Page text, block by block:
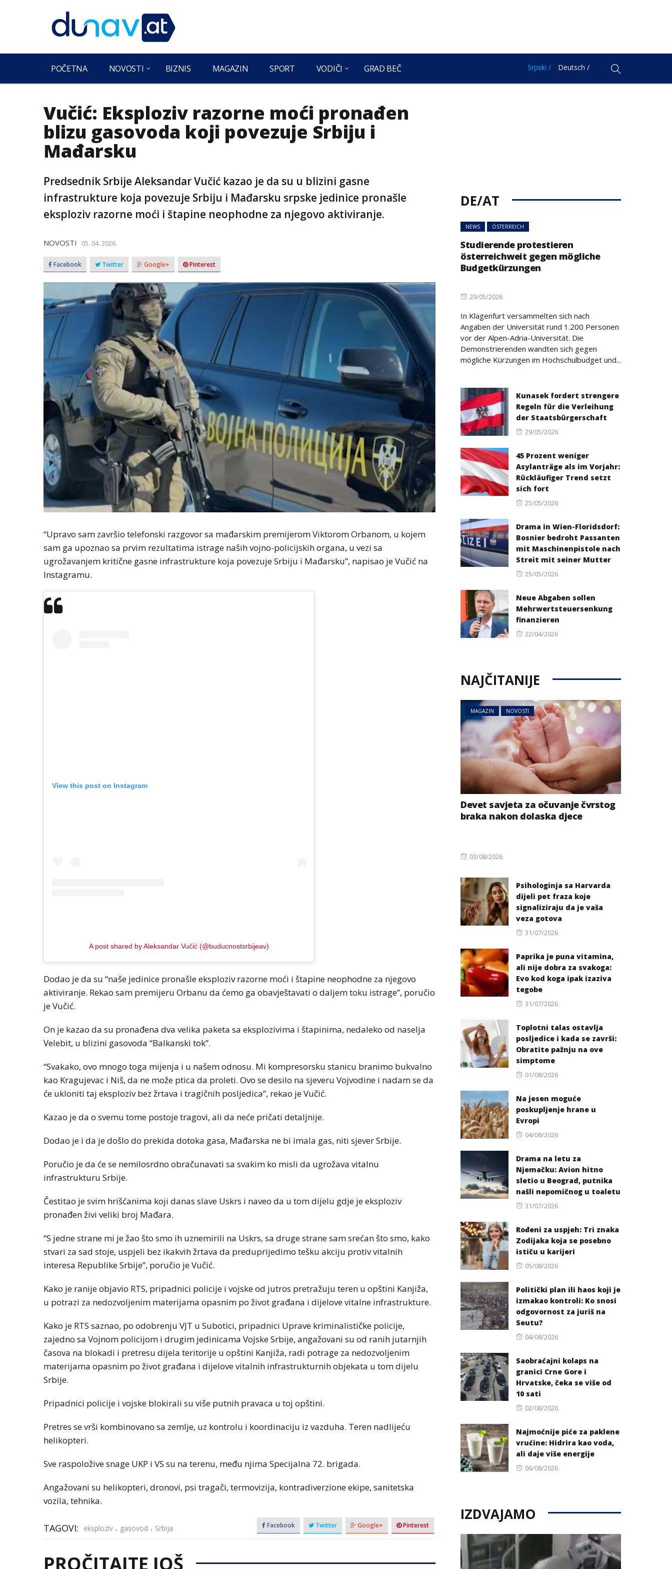
POČETNA NOVOSTI BIZNIS MAGAZIN SPORT VODIČI GRAD BEČ Srpski / Deutsch /
Vučić: Eksploziv razorne moći pronađen
blizu gasovoda koji povezuje Srbiju i
Mađarsku
Predsednik Srbije Aleksandar Vučić kazao je da su u blizini gasne
infrastrukture koja povezuje Srbiju i Mađarsku srpske jedinice pronašle
eksploziv razorne moći i štapine neophodne za njegovo aktiviranje.
NOVOSTI 05. 04. 2026.
Facebook Twitter Google+ Pinterest
“Upravo sam završio telefonski razgovor sa mađarskim premijerom Viktorom Orbanom, u kojem
sam ga upoznao sa prvim rezultatima istrage naših vojno-policijskih organa, u vezi sa
ugrožavanjem kritične gasne infrastrukture koja povezuje Srbiju i Mađarsku”, napisao je Vučić na
Instagramu.
View this post on Instagram
A post shared by Aleksandar Vučić (@buducnostsrbijeav)
Dodao je da su “naše jedinice pronašle eksploziv razorne moći i štapine neophodne za njegovo
aktiviranje. Rekao sam premijeru Orbanu da ćemo ga obavještavati o daljem toku istrage”, poručio
je Vučić.
On je kazao da su pronađena dva velika paketa sa eksplozivima i štapinima, nedaleko od naselja
Velebit, u blizini gasovoda “Balkanski tok”.
“Svakako, ovo mnogo toga mijenja i u našem odnosu. Mi kompresorsku stanicu branimo bukvalno
kao Kragujevac i Niš, da ne može ptica da proleti. Ovo se desilo na sjeveru Vojvodine i nadam se da
će ukloniti taj eksploziv bez žrtava i tragičnih posljedica”, rekao je Vučić.
Kazao je da o svemu tome postoje tragovi, ali da neće pričati detaljnije.
Dodao je i da je došlo do prekida dotoka gasa, Mađarska ne bi imala gas, niti sjever Srbije.
Poručio je da će se nemilosrdno obračunavati sa svakim ko misli da ugrožava vitalnu
infrastrukturu Srbije.
Čestitao je svim hrišćanima koji danas slave Uskrs i naveo da u tom dijelu gdje je eksploziv
pronađen živi veliki broj Mađara.
“S jedne strane mi je žao što smo ih uznemirili na Uskrs, sa druge strane sam srećan što smo, kako
stvari za sad stoje, uspjeli bez ikakvih žrtava da preduprijedimo tešku akciju protiv vitalnih
interesa Republike Srbije”, poručio je Vučić.
Kako je ranije objavio RTS, pripadnici policije i vojske od jutros pretražuju teren u opštini Kanjiža,
u potrazi za nedozvoljenim materijama opasnim po život građana i dijelove vitalne infrastrukture.
Kako je RTS saznao, po odobrenju VJT u Subotici, pripadnici Uprave kriminalističke policije,
zajedno sa Vojnom policijom i drugim jedinicama Vojske Srbije, angažovani su od ranih jutarnjih
časova na blokadi i pretresu dijela teritorije u opštini Kanjiža, radi potrage za nedozvoljenim
materijama opasnim po život građana i dijelove vitalnih infrastrukturnih objekata u tom dijelu
Srbije.
Pripadnici policije i vojske blokirali su više putnih pravaca u toj opštini.
Pretres se vrši kombinovano sa zemlje, uz kontrolu i koordinaciju iz vazduha. Teren nadlijeću
helikopteri.
Sve raspoložive snage UKP i VS su na terenu, među njima Specijalna 72. brigada.
Angažovani su helikopteri, dronovi, psi tragači, termovizija, kontradiverzione ekipe, sanitetska
vozila, tehnika.
TAGOVI: eksploziv , gasovod , Srbija Facebook Twitter Google+ Pinterest
PROČITAJTE JOŠ
DE/AT
NEWS ÖSTERREICH
Studierende protestieren
österreichweit gegen mögliche
Budgetkürzungen
Posted
29/05/2026
In Klagenfurt versammelten sich nach
Angaben der Universität rund 1.200 Personen
vor der Alpen-Adria-Universität. Die
Demonstrierenden wandten sich gegen
mögliche Kürzungen im Hochschulbudget und...
Kunasek fordert strengere
Regeln für die Verleihung
der Staatsbürgerschaft
Posted
29/05/2026
45 Prozent weniger
Asylanträge als im Vorjahr:
Rückläufiger Trend setzt
sich fort
Posted
25/05/2026
Drama in Wien-Floridsdorf:
Bosnier bedroht Passanten
mit Maschinenpistole nach
Streit mit seiner Mutter
Posted
25/05/2026
Neue Abgaben sollen
Mehrwertsteuersenkung
finanzieren
Posted
22/04/2026
NAJČITANIJE
MAGAZIN NOVOSTI
Devet savjeta za očuvanje čvrstog
braka nakon dolaska djece
Posted
03/08/2026
Psihologinja sa Harvarda
dijeli pet fraza koje
signaliziraju da je vaša
veza gotova
Posted
31/07/2026
Paprika je puna vitamina,
ali nije dobra za svakoga:
Evo kod koga ipak izaziva
tegobe
Posted
31/07/2026
Toplotni talas ostavlja
posljedice i kada se završi:
Obratite pažnju na ove
simptome
Posted
01/08/2026
Na jesen moguće
poskupljenje hrane u
Evropi
Posted
04/08/2026
Drama na letu za
Njemačku: Avion hitno
sletio u Beograd, putnika
našli nepomičnog u toaletu
Posted
31/07/2026
Rođeni za uspjeh: Tri znaka
Zodijaka koja se posebno
ističu u karijeri
Posted
05/08/2026
Politički plan ili haos koji je
izmakao kontroli: Ko snosi
odgovornost za juriš na
Seutu?
Posted
04/08/2026
Saobraćajni kolaps na
granici Crne Gore i
Hrvatske, čeka se više od
10 sati
Posted
02/08/2026
Najmoćnije piće za paklene
vrućine: Hidrira kao voda,
ali daje više energije
Posted
06/08/2026
IZDVAJAMO